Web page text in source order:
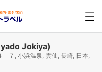
Jokiya)
７, 小浜温泉, 雲仙, 長崎, 日本,